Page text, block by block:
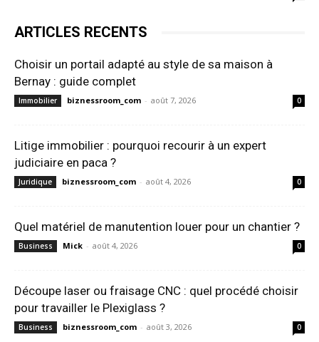
ARTICLES RECENTS
Choisir un portail adapté au style de sa maison à
Bernay : guide complet
Immobilier biznessroom_com - août 7, 2026 0
Litige immobilier : pourquoi recourir à un expert
judiciaire en paca ?
Juridique biznessroom_com - août 4, 2026 0
Quel matériel de manutention louer pour un chantier ?
Business Mick - août 4, 2026 0
Découpe laser ou fraisage CNC : quel procédé choisir
pour travailler le Plexiglass ?
Business biznessroom_com - août 3, 2026 0